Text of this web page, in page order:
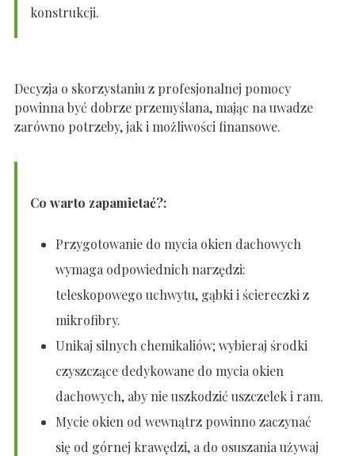
konstrukcji.
Decyzja o skorzystaniu z profesjonalnej pomocy
powinna być dobrze przemyślana, mając na uwadze
zarówno potrzeby, jak i możliwości finansowe.
Co warto zapamietać?:
Przygotowanie do mycia okien dachowych
wymaga odpowiednich narzędzi:
teleskopowego uchwytu, gąbki i ściereczki z
mikrofibry.
Unikaj silnych chemikaliów; wybieraj środki
czyszczące dedykowane do mycia okien
dachowych, aby nie uszkodzić uszczelek i ram.
Mycie okien od wewnątrz powinno zaczynać
się od górnej krawędzi, a do osuszania używaj